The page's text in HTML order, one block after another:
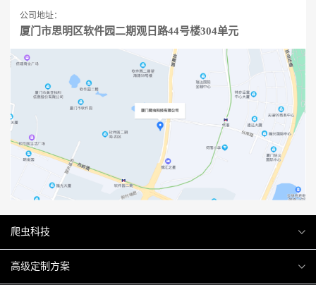
公司地址：
厦门市思明区软件园二期观日路44号楼304单元
爬虫科技
爬虫案例
高级定制方案